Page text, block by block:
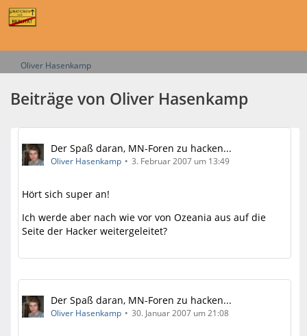
Oliver Hasenkamp
Beiträge von Oliver Hasenkamp
Der Spaß daran, MN-Foren zu hacken...
Oliver Hasenkamp 3. Februar 2007 um 13:49
Hört sich super an!
Ich werde aber nach wie vor von Ozeania aus auf die
Seite der Hacker weitergeleitet?
Der Spaß daran, MN-Foren zu hacken...
Oliver Hasenkamp 30. Januar 2007 um 21:08